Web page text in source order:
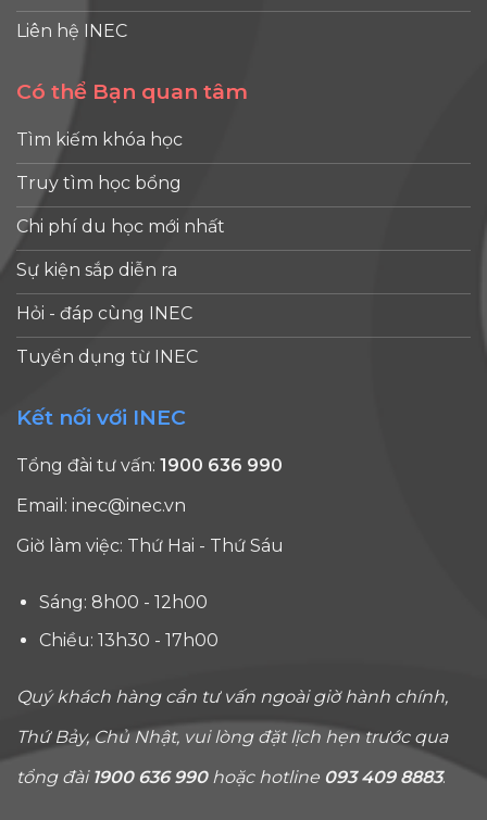
Liên hệ INEC
Có thể Bạn quan tâm
Tìm kiếm khóa học
Truy tìm học bổng
Chi phí du học mới nhất
Sự kiện sắp diễn ra
Hỏi - đáp cùng INEC
Tuyển dụng từ INEC
Kết nối với INEC
Tổng đài tư vấn: 1900 636 990
Email: inec@inec.vn
Giờ làm việc: Thứ Hai - Thứ Sáu
Sáng: 8h00 - 12h00
Chiều: 13h30 - 17h00
Quý khách hàng cần tư vấn ngoài giờ hành chính,
Thứ Bảy, Chủ Nhật, vui lòng đặt lịch hẹn trước qua
tổng đài 1900 636 990hoặc hotline 093 409 8883.